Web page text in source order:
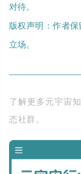
对待。
版权声明：作者
立场。
了解更多元宇宙
态社群。